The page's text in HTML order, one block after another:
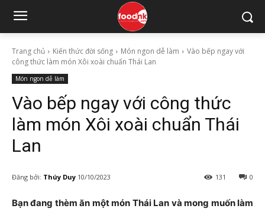
Trang chủ Kiến thức đời sống Món ngon dễ làm
Vào bếp ngay với
công thức làm món Xôi xoài chuẩn Thái Lan
Món ngon dễ làm
Vào bếp ngay với công thức
làm món Xôi xoài chuẩn Thái
Lan
Đăng bởi: Thúy Duy 10/10/2023 0
131
Bạn đang thèm ăn một món Thái Lan và mong muốn làm